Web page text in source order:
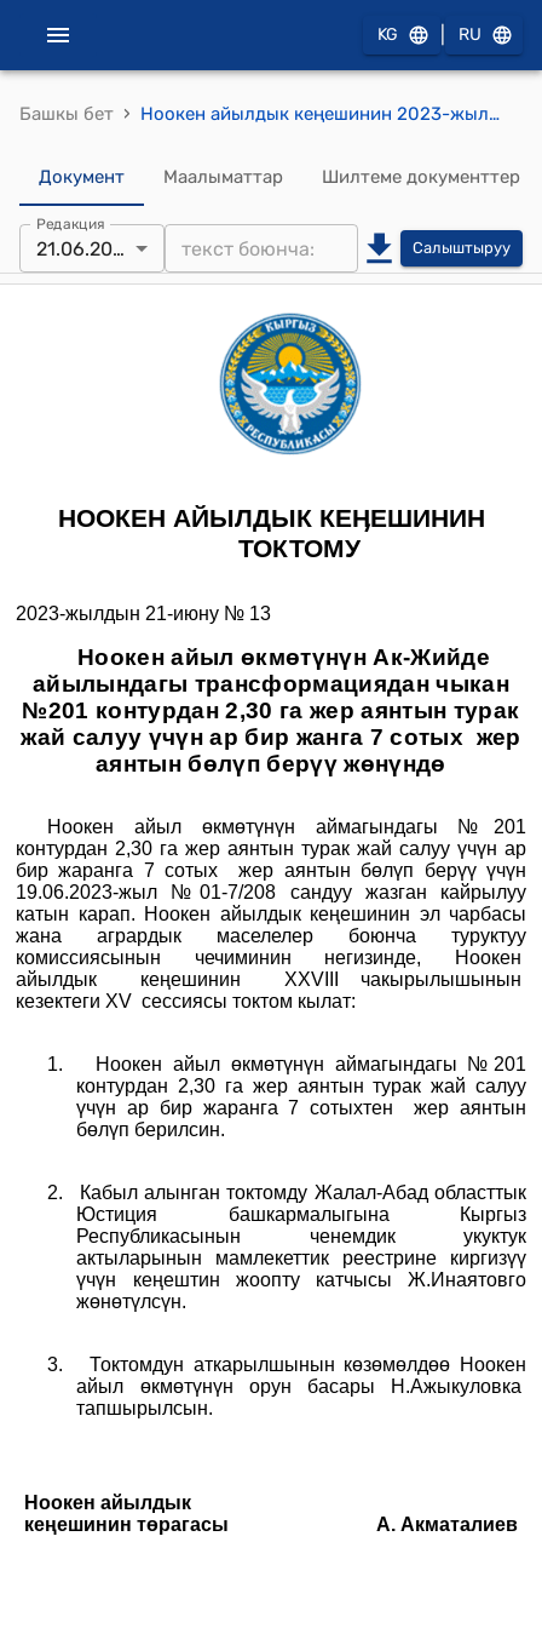
KG RU
Башкы бет › Ноокен айылдык кеңешинин 2023-жылдын 21-июну № 13 "Ноокен айыл өкмөтүнүн Ак-Жийде айылындагы трансформациядан чыкан №201 контурдан 2,30 га жер аянтын турак жай салуу үчүн ар бир жанга 7 сотых жер аянтын бөлүп берүү жөнүндө" токтому
Документ Маалыматтар Шилтеме документтер
Редакция
21.06.2023 Салыштыруу